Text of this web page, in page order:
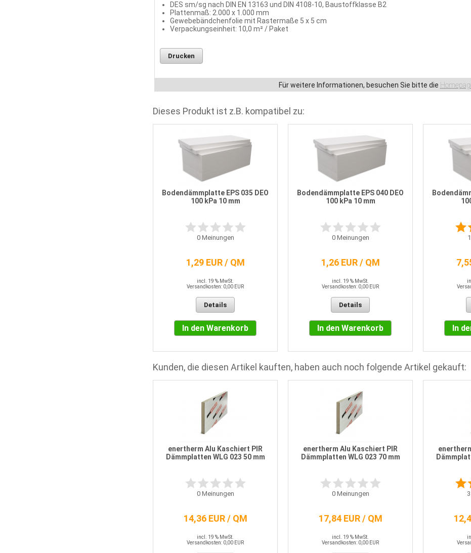
DES sm/sg nach DIN EN 13163 und DIN 4108-10, Baustoffklasse B2
Plattenmaß: 2.000 x 1.000 mm
Gewebebändchenfolie mit Rastermaße 5 x 5 cm
Verpackungseinheit: 10,0 m² / Paket
Drucken
Für weitere Informationen, besuchen Sie bitte die
Dieses Produkt ist z.B. kompatibel zu:
Bodendämmplatte EPS 035 DEO
100 kPa 10 mm
0Meinungen
1,29 EUR / QM
incl. 19 % MwSt.
Versandkosten: 0,00 EUR
Details
In den Warenkorb
Bodendämmplatte EPS 040 DEO
100 kPa 10 mm
0Meinungen
1,26 EUR / QM
incl. 19 % MwSt.
Versandkosten: 0,00 EUR
Details
In den Warenkorb
1
In
Kunden, die diesen Artikel kauften, haben auch noch folgende Artikel gekauft:
enertherm Alu Kaschiert PIR
Dämmplatten WLG 023 50 mm
0Meinungen
14,36 EUR / QM
incl. 19 % MwSt.
Versandkosten: 0,00 EUR
enertherm Alu Kaschiert PIR
Dämmplatten WLG 023 70 mm
0Meinungen
17,84 EUR / QM
incl. 19 % MwSt.
Versandkosten: 0,00 EUR
3